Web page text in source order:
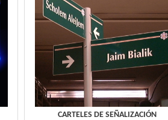
CARTELES DE SEÑALIZACIÓN